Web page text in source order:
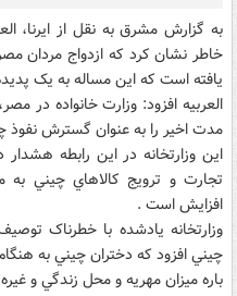
به گزارش مشرق به نقل از ايرنا،
خاطر نشان کرد که ازدواج مردان
يافته است که اين مساله به يک
العربيه افزود: وزارت خانواده در
مدت اخير را به عنوان گسترش
اين وزارتخانه در اين رابطه
تجارت و ترويج کالاهاي چيني
افزايش است .
وزارتخانه يادشده با خطرناک
چيني افزود که دختران چيني به
باره ميزان مهريه و محل زندگي و